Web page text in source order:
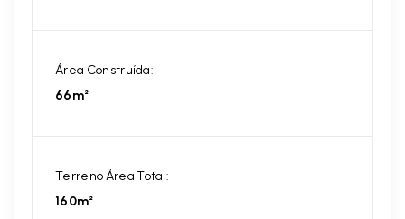
Área Construída:
66m²
Terreno Área Total:
160m²